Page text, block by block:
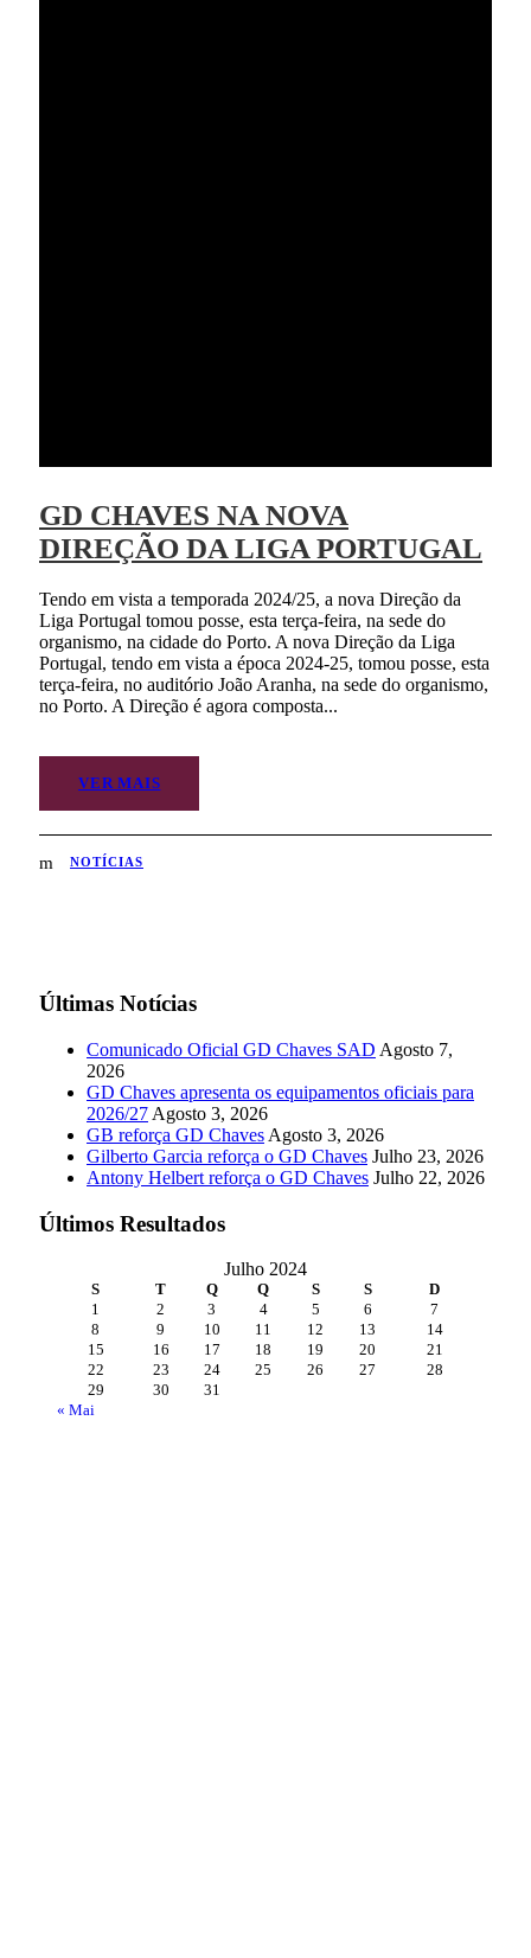
GD CHAVES NA NOVA
DIREÇÃO DA LIGA PORTUGAL
Tendo em vista a temporada 2024/25, a nova Direção da
Liga Portugal tomou posse, esta terça-feira, na sede do
organismo, na cidade do Porto. A nova Direção da Liga
Portugal, tendo em vista a época 2024-25, tomou posse, esta
terça-feira, no auditório João Aranha, na sede do organismo,
no Porto. A Direção é agora composta...
VER MAIS
NOTÍCIAS
Últimas Notícias
Comunicado Oficial GD Chaves SAD Agosto 7,
2026
GD Chaves apresenta os equipamentos oficiais para
2026/27 Agosto 3, 2026
GB reforça GD Chaves Agosto 3, 2026
Gilberto Garcia reforça o GD Chaves Julho 23, 2026
Antony Helbert reforça o GD Chaves Julho 22, 2026
Últimos Resultados
Julho 2024
S T Q Q S S D
« Mai
1 2 3 4 5 6
7
8
9 10 11 12 13
14
15
16 17 18 19 20
21
22
23 24 25 26 27
28
29
30 31